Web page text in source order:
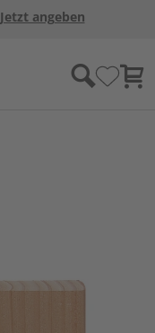
Jetzt angeben